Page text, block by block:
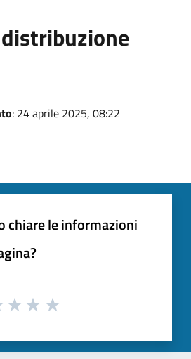
: 24 aprile 2025, 08:22
chiare le informazioni